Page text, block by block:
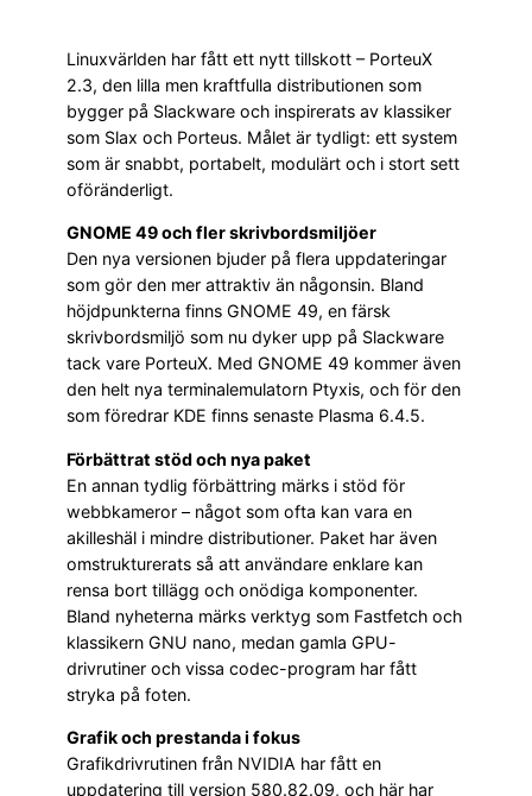
Linuxvärlden har fått ett nytt tillskott – PorteuX
2.3, den lilla men kraftfulla distributionen som
bygger på Slackware och inspirerats av klassiker
som Slax och Porteus. Målet är tydligt: ett system
som är snabbt, portabelt, modulärt och i stort sett
oföränderligt.
GNOME 49 och fler skrivbordsmiljöer
Den nya versionen bjuder på flera uppdateringar
som gör den mer attraktiv än någonsin. Bland
höjdpunkterna finns GNOME 49, en färsk
skrivbordsmiljö som nu dyker upp på Slackware
tack vare PorteuX. Med GNOME 49 kommer även
den helt nya terminalemulatorn Ptyxis, och för den
som föredrar KDE finns senaste Plasma 6.4.5.
Förbättrat stöd och nya paket
En annan tydlig förbättring märks i stöd för
webbkameror – något som ofta kan vara en
akilleshäl i mindre distributioner. Paket har även
omstrukturerats så att användare enklare kan
rensa bort tillägg och onödiga komponenter.
Bland nyheterna märks verktyg som Fastfetch och
klassikern GNU nano, medan gamla GPU-
drivrutiner och vissa codec-program har fått
stryka på foten.
Grafik och prestanda i fokus
Grafikdrivrutinen från NVIDIA har fått en
uppdatering till version 580.82.09, och här har